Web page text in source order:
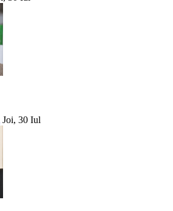
Joi, 30 Iul